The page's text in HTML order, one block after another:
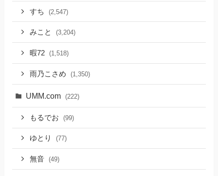
すち (2,547)
みこと (3,204)
暇72 (1,518)
雨乃こさめ (1,350)
UMM.com (222)
もるでお (99)
ゆとり (77)
無音 (49)